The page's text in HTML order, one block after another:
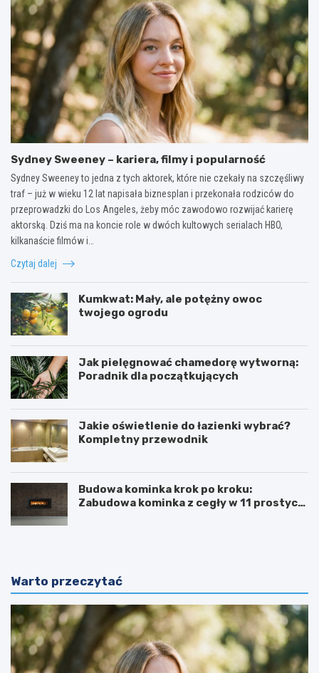
Sydney Sweeney – kariera, filmy i popularność
Sydney Sweeney to jedna z tych aktorek, które nie czekały na szczęśliwy
traf – już w wieku 12 lat napisała biznesplan i przekonała rodziców do
przeprowadzki do Los Angeles, żeby móc zawodowo rozwijać karierę
aktorską. Dziś ma na koncie role w dwóch kultowych serialach HBO,
kilkanaście filmów i…
Czytaj dalej
Kumkwat: Mały, ale potężny owoc
twojego ogrodu
Jak pielęgnować chamedorę wytworną:
Poradnik dla początkujących
Jakie oświetlenie do łazienki wybrać?
Kompletny przewodnik
Budowa kominka krok po kroku:
Zabudowa kominka z cegły w 11 prostych
Warto przeczytać